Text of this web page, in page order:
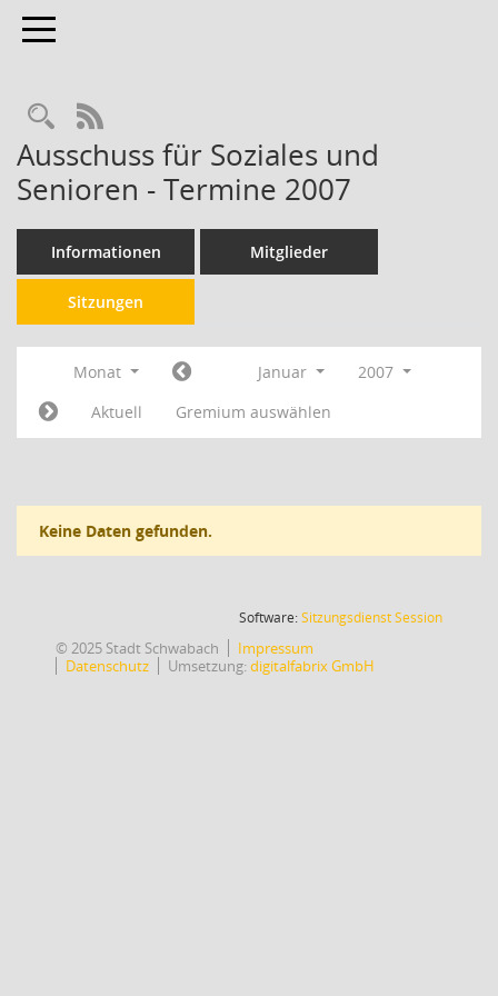
Toggle navigation
RSS-Feed
Ausschuss für Soziales und
Senioren - Termine 2007
Informationen Mitglieder
Sitzungen
Monat Januar
2007
Aktuell
Gremium auswählen
Keine Daten gefunden.
Software:SitzungsdienstSession(Wird in
© 2025 Stadt Schwabach
Impressum
Datenschutz
Umsetzung:digitalfabrix GmbH